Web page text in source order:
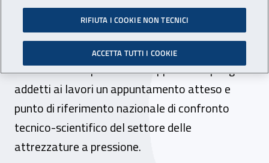
Atti di convegno
L'evento Safap “Sicurezza e affidabilità delle
attrezzature a pressione” rappresenta per gli
addetti ai lavori un appuntamento atteso e
punto di riferimento nazionale di confronto
tecnico-scientifico del settore delle
attrezzature a pressione.
RIFIUTA I COOKIE NON TECNICI
ACCETTA TUTTI I COOKIE